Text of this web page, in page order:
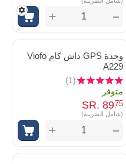
+ −
وحدة GPS داش كام Viofo
A229
(1)
متوفر
SR. 8975
(شامل الضريبة)
+ −